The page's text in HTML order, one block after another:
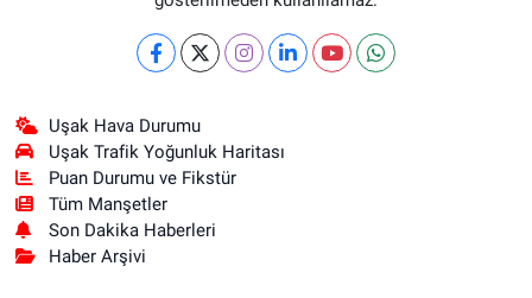
Uşak Hava Durumu
Uşak Trafik Yoğunluk Haritası
Puan Durumu ve Fikstür
Tüm Manşetler
Son Dakika Haberleri
Haber Arşivi